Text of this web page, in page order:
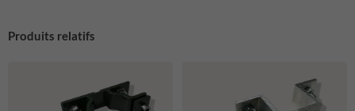
Produits relatifs